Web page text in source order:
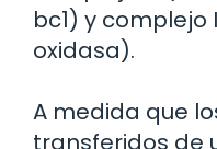
bc1) y
oxidasa).
A medida que
transferidos de